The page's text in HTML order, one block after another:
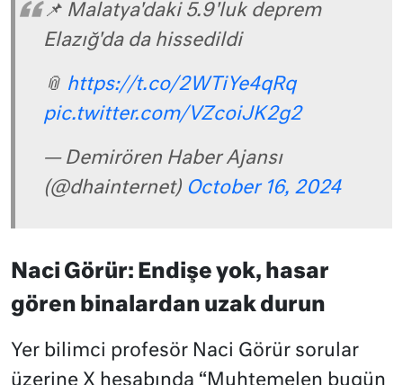
📌 Malatya'daki 5.9'luk deprem
Elazığ'da da hissedildi
📎 https://t.co/2WTiYe4qRq
pic.twitter.com/VZcoiJK2g2
— Demirören Haber Ajansı
(@dhainternet) October 16, 2024
Naci Görür: Endişe yok, hasar
gören binalardan uzak durun
Yer bilimci profesör Naci Görür sorular
üzerine X hesabında “Muhtemelen bugün